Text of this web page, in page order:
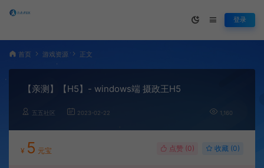
登录
首页 游戏资源 正文
【亲测】【H5】- windows端 摄政王H5
五五社区 2023-02-22 1,160
¥ 5 元宝 点赞 (0) 收藏 (0)